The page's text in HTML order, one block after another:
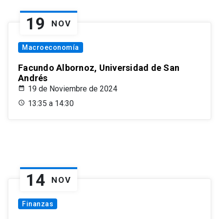
19 NOV
Macroeconomía
Facundo Albornoz, Universidad de San
Andrés
19 de Noviembre de 2024
13:35 a 14:30
14 NOV
Finanzas